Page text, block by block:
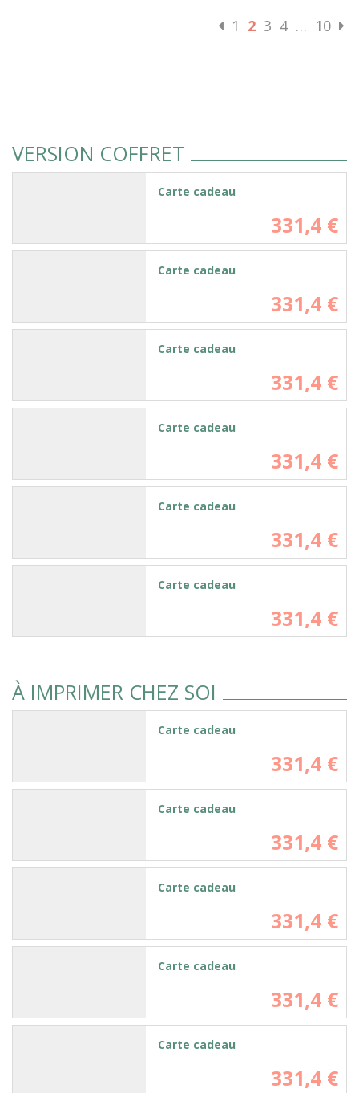
1 2 3 4 … 10
VERSION COFFRET
Carte cadeau
331,4 €
Carte cadeau
331,4 €
Carte cadeau
331,4 €
Carte cadeau
331,4 €
Carte cadeau
331,4 €
Carte cadeau
331,4 €
À IMPRIMER CHEZ SOI
Carte cadeau
331,4 €
Carte cadeau
331,4 €
Carte cadeau
331,4 €
Carte cadeau
331,4 €
Carte cadeau
331,4 €